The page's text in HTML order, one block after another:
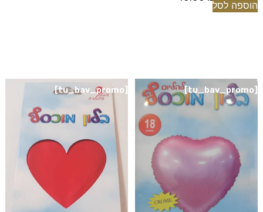
הוספה לסל
[tu_bav_promo]
[tu_bav_promo]